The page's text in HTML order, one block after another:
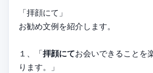
「拝顔にて」
お勧め文例を紹介します。
１、「拝顔にてお会いできることを
ります。」